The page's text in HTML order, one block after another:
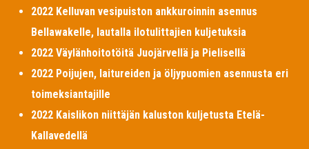
2022 Kelluvan vesipuiston ankkuroinnin asennus
Bellawakelle, lautalla ilotulittajien kuljetuksia
2022 Väylänhoitotöitä Juojärvellä ja Pielisellä
2022 Poijujen, laitureiden ja öljypuomien asennusta eri
toimeksiantajille
2022 Kaislikon niittäjän kaluston kuljetusta Etelä-
Kallavedellä